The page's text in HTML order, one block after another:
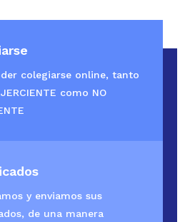
colegiarse online, tanto
como NO
y enviamos sus
de una manera